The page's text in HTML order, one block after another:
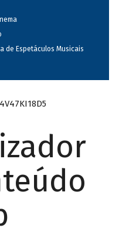
de Espetáculos Musicais